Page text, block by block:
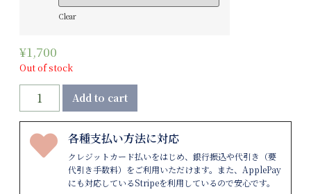
Clear
¥1,700
Out of stock
Add to cart
各種支払い方法に対応
クレジットカード払いをはじめ、銀行振込や代引き（要
代引き手数料）をご利用いただけます。また、ApplePay
にも対応しているStripeを利用しているので安心です。